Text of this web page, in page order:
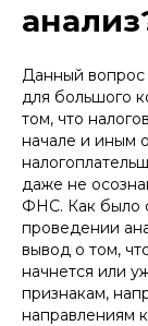
Данный вопрос
для большого
том, что
начале и иным
даже не
ФНС. Как было
проведении
вывод о том,
начнется или
признакам,
направлениям